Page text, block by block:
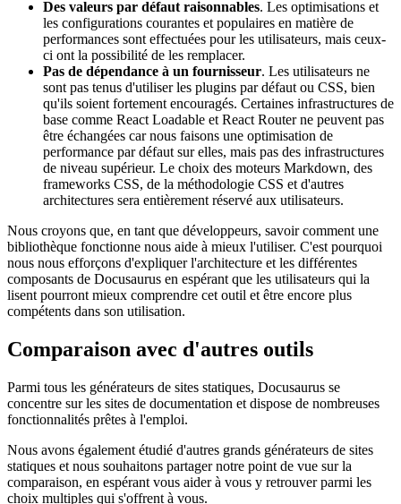
Des valeurs par défaut raisonnables. Les optimisations et
les configurations courantes et populaires en matière de
performances sont effectuées pour les utilisateurs, mais ceux-
ci ont la possibilité de les remplacer.
Pas de dépendance à un fournisseur. Les utilisateurs ne
sont pas tenus d'utiliser les plugins par défaut ou CSS, bien
qu'ils soient fortement encouragés. Certaines infrastructures de
base comme React Loadable et React Router ne peuvent pas
être échangées car nous faisons une optimisation de
performance par défaut sur elles, mais pas des infrastructures
de niveau supérieur. Le choix des moteurs Markdown, des
frameworks CSS, de la méthodologie CSS et d'autres
architectures sera entièrement réservé aux utilisateurs.
Nous croyons que, en tant que développeurs, savoir comment une
bibliothèque fonctionne nous aide à mieux l'utiliser. C'est pourquoi
nous nous efforçons d'expliquer l'architecture et les différentes
composants de Docusaurus en espérant que les utilisateurs qui la
lisent pourront mieux comprendre cet outil et être encore plus
compétents dans son utilisation.
Comparaison avec d'autres outils
Parmi tous les générateurs de sites statiques, Docusaurus se
concentre sur les sites de documentation et dispose de nombreuses
fonctionnalités prêtes à l'emploi.
Nous avons également étudié d'autres grands générateurs de sites
statiques et nous souhaitons partager notre point de vue sur la
comparaison, en espérant vous aider à vous y retrouver parmi les
choix multiples qui s'offrent à vous.